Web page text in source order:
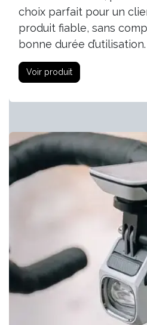
choix parfait pour un
produit fiable, sans
bonne durée d’utilisation.
Voir produit